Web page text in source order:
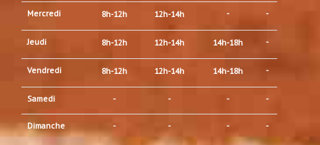
Mercredi 8h-12h 12h-14h - -
Jeudi 8h-12h 12h-14h 14h-18h -
Vendredi 8h-12h 12h-14h 14h-18h -
Samedi - - - -
Dimanche - - - -